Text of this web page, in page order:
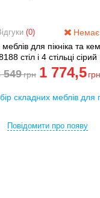
(0)
Немає
для пікніка та
стіл і 4 стільці сірий
549грн 1 774,5 грн
Повідомити про появу